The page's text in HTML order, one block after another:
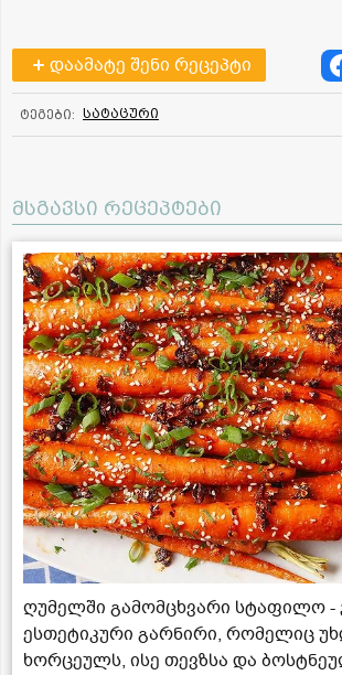
დაამატე შენი რეცეპტი
ტეგები: სატაცური
მსგავსი რეცეპტები
ღუმელში გამომცხვარი სტაფილო -
ესთეტიკური გარნირი, რომელიც
ხორცეულს, ისე თევზსა და